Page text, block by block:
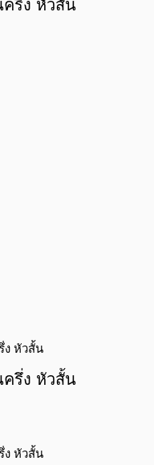
รึ่ง หัวสั้น
รึ่ง หัวสั้น